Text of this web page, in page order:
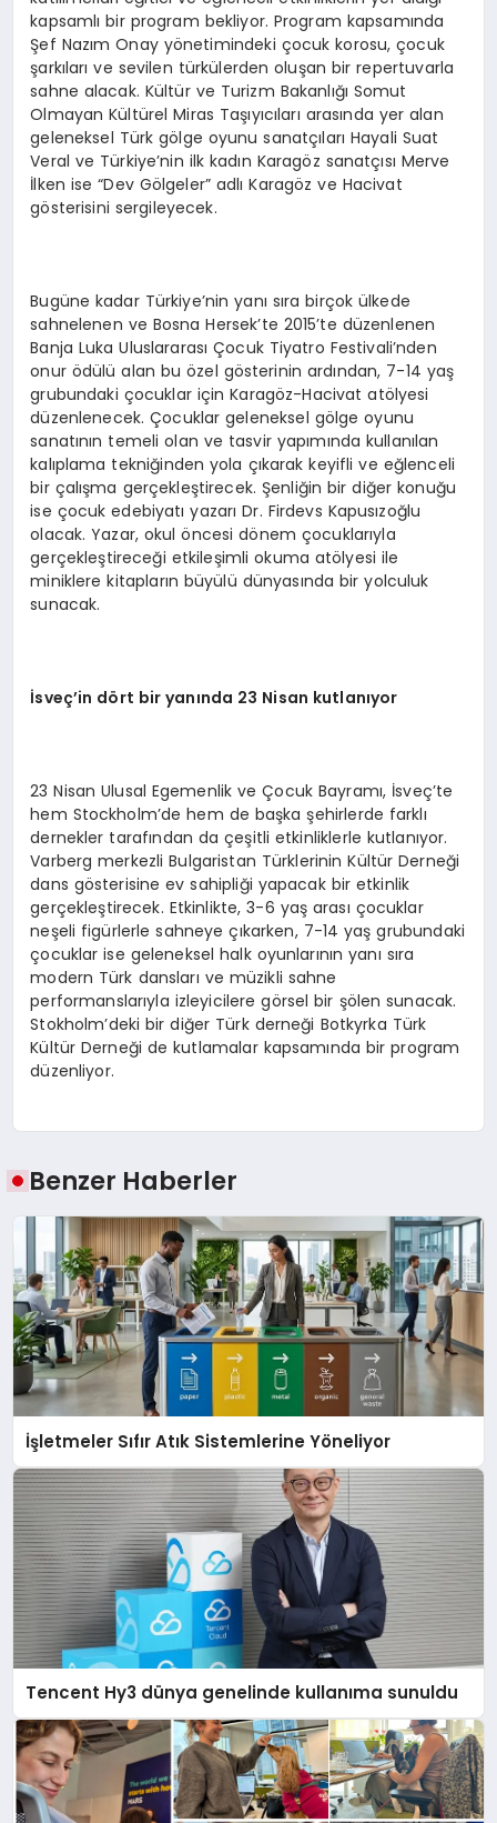
kapsamlı bir program bekliyor. Program kapsamında
Şef Nazım Onay yönetimindeki çocuk korosu, çocuk
şarkıları ve sevilen türkülerden oluşan bir repertuvarla
sahne alacak. Kültür ve Turizm Bakanlığı Somut
Olmayan Kültürel Miras Taşıyıcıları arasında yer alan
geleneksel Türk gölge oyunu sanatçıları Hayali Suat
Veral ve Türkiye’nin ilk kadın Karagöz sanatçısı Merve
İlken ise “Dev Gölgeler” adlı Karagöz ve Hacivat
gösterisini sergileyecek.
Bugüne kadar Türkiye’nin yanı sıra birçok ülkede
sahnelenen ve Bosna Hersek’te 2015’te düzenlenen
Banja Luka Uluslararası Çocuk Tiyatro Festivali’nden
onur ödülü alan bu özel gösterinin ardından, 7-14 yaş
grubundaki çocuklar için Karagöz-Hacivat atölyesi
düzenlenecek. Çocuklar geleneksel gölge oyunu
sanatının temeli olan ve tasvir yapımında kullanılan
kalıplama tekniğinden yola çıkarak keyifli ve eğlenceli
bir çalışma gerçekleştirecek. Şenliğin bir diğer konuğu
ise çocuk edebiyatı yazarı Dr. Firdevs Kapusızoğlu
olacak. Yazar, okul öncesi dönem çocuklarıyla
gerçekleştireceği etkileşimli okuma atölyesi ile
miniklere kitapların büyülü dünyasında bir yolculuk
sunacak.
İsveç’in dört bir yanında 23 Nisan kutlanıyor
23 Nisan Ulusal Egemenlik ve Çocuk Bayramı, İsveç’te
hem Stockholm’de hem de başka şehirlerde farklı
dernekler tarafından da çeşitli etkinliklerle kutlanıyor.
Varberg merkezli Bulgaristan Türklerinin Kültür Derneği
dans gösterisine ev sahipliği yapacak bir etkinlik
gerçekleştirecek. Etkinlikte, 3-6 yaş arası çocuklar
neşeli figürlerle sahneye çıkarken, 7-14 yaş grubundaki
çocuklar ise geleneksel halk oyunlarının yanı sıra
modern Türk dansları ve müzikli sahne
performanslarıyla izleyicilere görsel bir şölen sunacak.
Stokholm’deki bir diğer Türk derneği Botkyrka Türk
Kültür Derneği de kutlamalar kapsamında bir program
düzenliyor.
Benzer Haberler
İşletmeler Sıfır Atık Sistemlerine Yöneliyor
Tencent Hy3 dünya genelinde kullanıma sunuldu